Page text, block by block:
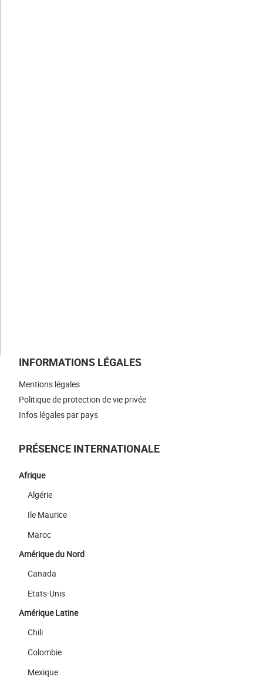
INFORMATIONS LÉGALES
Mentions légales
Politique de protection de vie privée
Infos légales par pays
PRÉSENCE INTERNATIONALE
Afrique
Algérie
Ile Maurice
Maroc
Amérique du Nord
Canada
Etats-Unis
Amérique Latine
Chili
Colombie
Mexique